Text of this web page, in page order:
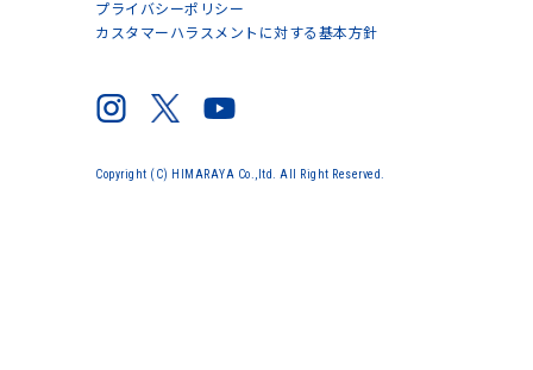
プライバシーポリシー
カスタマーハラスメントに対する基本方針
Copyright (C) HIMARAYA Co.,ltd. All Right Reserved.